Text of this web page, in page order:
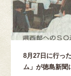
8月27日に行っ
ム」が徳島新聞